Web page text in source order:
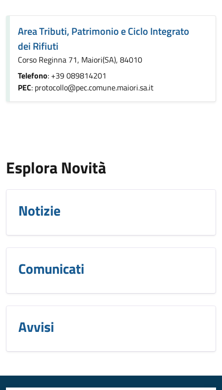
Area Tributi, Patrimonio e Ciclo Integrato
dei Rifiuti
Corso Reginna 71, Maiori(SA), 84010
Telefono: +39 089814201
PEC: protocollo@pec.comune.maiori.sa.it
Esplora Novità
Notizie
Comunicati
Avvisi